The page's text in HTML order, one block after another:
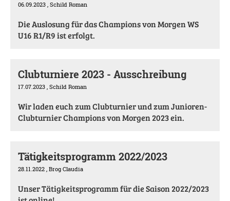
06.09.2023 , Schild Roman
Die Auslosung für das Champions von Morgen WS
U16 R1/R9 ist erfolgt.
Clubturniere 2023 - Ausschreibung
17.07.2023 , Schild Roman
Wir laden euch zum Clubturnier und zum Junioren-
Clubturnier Champions von Morgen 2023 ein.
Tätigkeitsprogramm 2022/2023
28.11.2022 , Brog Claudia
Unser Tätigkeitsprogramm für die Saison 2022/2023